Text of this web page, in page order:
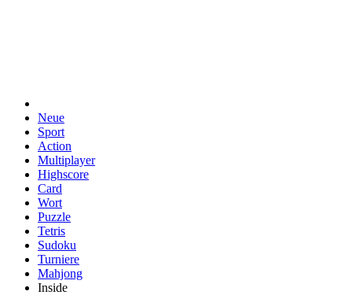
Neue
Sport
Action
Multiplayer
Highscore
Card
Wort
Puzzle
Tetris
Sudoku
Turniere
Mahjong
Inside